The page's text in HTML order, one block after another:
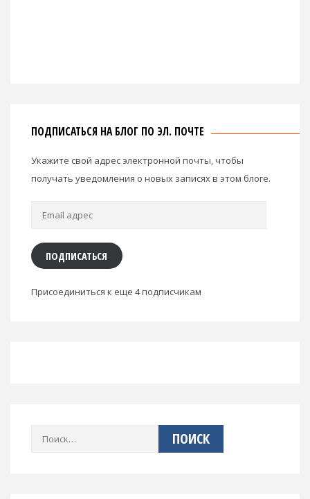
ПОДПИСАТЬСЯ НА БЛОГ ПО ЭЛ. ПОЧТЕ
Укажите свой адрес электронной почты, чтобы
получать уведомления о новых записях в этом блоге.
Email
ПОДПИСАТЬСЯ
Присоединиться к еще 4 подписчикам
Найти: